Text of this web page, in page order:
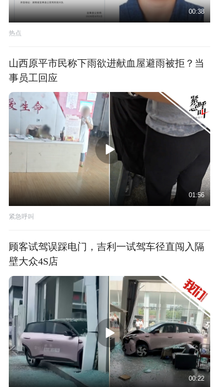
00:38
热点
山西原平市民称下雨欲进献血屋避雨被拒？当
事员工回应
01:56
紧急呼叫
顾客试驾误踩电门，吉利一试驾车径直闯入隔
壁大众4S店
00:22